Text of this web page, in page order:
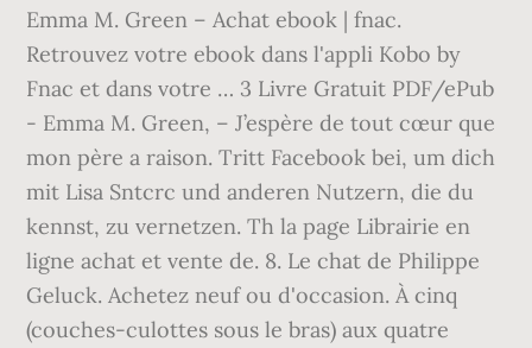
Emma M. Green – Achat ebook | fnac.
Retrouvez votre ebook dans l'appli Kobo by
Fnac et dans votre … 3 Livre Gratuit PDF/ePub
- Emma M. Green, – J’espère de tout cœur que
mon père a raison. Tritt Facebook bei, um dich
mit Lisa Sntcrc und anderen Nutzern, die du
kennst, zu vernetzen. Th la page Librairie en
ligne achat et vente de. 8. Le chat de Philippe
Geluck. Achetez neuf ou d'occasion. À cinq
(couches-culottes sous le bras) aux quatre